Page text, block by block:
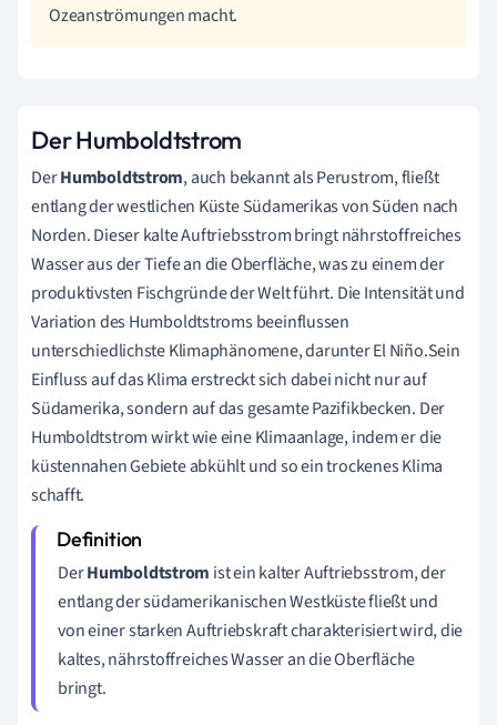
Ozeanströmungen macht.
Der Humboldtstrom
DerHumboldtstrom, auch bekannt als Perustrom, fließt
entlang der westlichen Küste Südamerikas von Süden nach
Norden. Dieser kalte Auftriebsstrom bringt nährstoffreiches
Wasser aus der Tiefe an die Oberfläche, was zu einem der
produktivsten Fischgründe der Welt führt. Die Intensität und
Variation des Humboldtstroms beeinflussen
unterschiedlichste Klimaphänomene, darunter El Niño.Sein
Einfluss auf das Klima erstreckt sich dabei nicht nur auf
Südamerika, sondern auf das gesamte Pazifikbecken. Der
Humboldtstrom wirkt wie eine Klimaanlage, indem er die
küstennahen Gebiete abkühlt und so ein trockenes Klima
schafft.
DerHumboldtstrom ist ein kalter Auftriebsstrom, der
entlang der südamerikanischen Westküste fließt und
von einer starken Auftriebskraft charakterisiert wird, die
kaltes, nährstoffreiches Wasser an die Oberfläche
bringt.